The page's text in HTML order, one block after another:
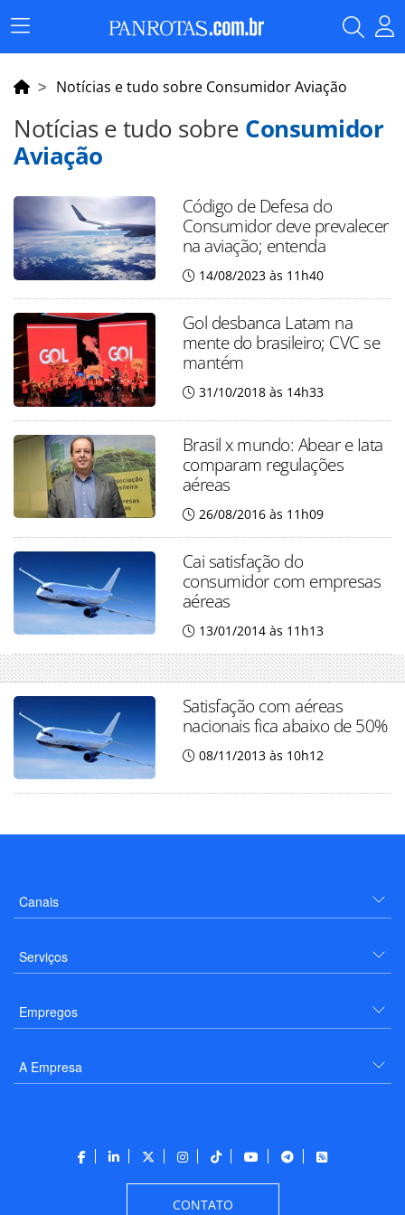
Menu
Principal
Notícias e tudo sobre Consumidor Aviação
Notícias e tudo sobre Consumidor
Aviação
Código de Defesa do
Consumidor deve prevalecer
na aviação; entenda
14/08/2023 às 11h40
Gol desbanca Latam na
mente do brasileiro; CVC se
mantém
31/10/2018 às 14h33
Brasil x mundo: Abear e Iata
comparam regulações
aéreas
26/08/2016 às 11h09
Cai satisfação do
consumidor com empresas
aéreas
13/01/2014 às 11h13
Satisfação com aéreas
nacionais fica abaixo de 50%
08/11/2013 às 10h12
Canais
Serviços
Empregos
A Empresa
CONTATO